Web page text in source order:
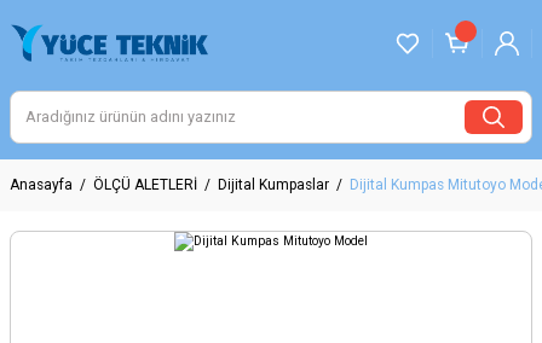
Anasayfa ÖLÇÜ ALETLERİ Dijital Kumpaslar Dijital Kumpas Mitutoyo